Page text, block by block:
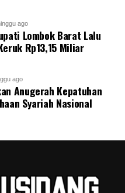
ago
Lombok Barat Lalu
Rp13,15 Miliar
ago
Anugerah Kepatuhan
Syariah Nasional